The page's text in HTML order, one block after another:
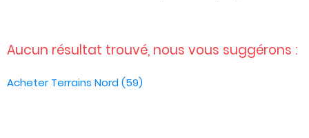
Aucun résultat trouvé, nous vous suggérons :
Acheter Terrains Nord (59)